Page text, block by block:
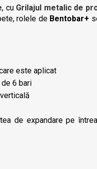
, cu Grilajul metalic de
rolele de Bentobar+
este aplicat
6 bari
de expandare pe